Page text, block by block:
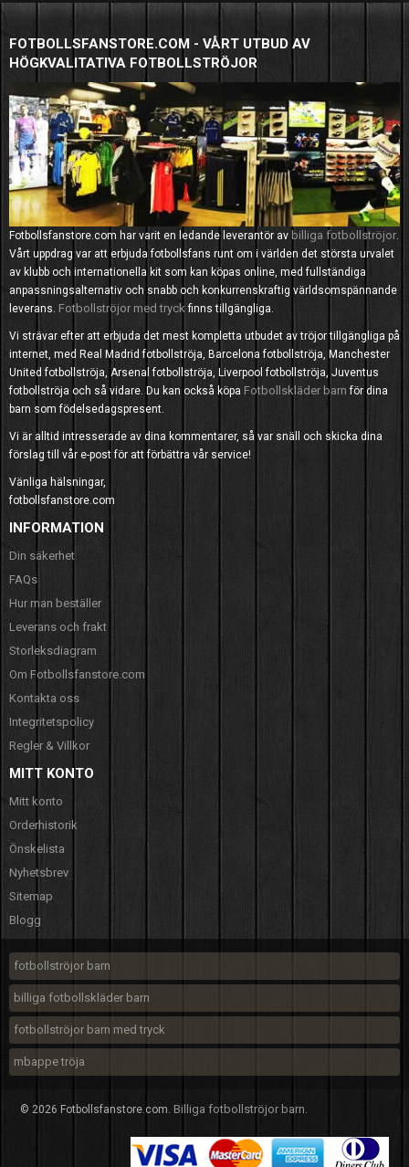
FOTBOLLSFANSTORE.COM - VÅRT UTBUD AV
HÖGKVALITATIVA FOTBOLLSTRÖJOR
Fotbollsfanstore.com har varit en ledande leverantör av billiga fotbollströjor.
Vårt uppdrag var att erbjuda fotbollsfans runt om i världen det största urvalet
av klubb och internationella kit som kan köpas online, med fullständiga
anpassningsalternativ och snabb och konkurrenskraftig världsomspännande
leverans. Fotbollströjor med tryck finns tillgängliga.
Vi strävar efter att erbjuda det mest kompletta utbudet av tröjor tillgängliga på
internet, med Real Madrid fotbollströja, Barcelona fotbollströja, Manchester
United fotbollströja, Arsenal fotbollströja, Liverpool fotbollströja, Juventus
fotbollströja och så vidare. Du kan också köpa Fotbollskläder barn för dina
barn som födelsedagspresent.
Vi är alltid intresserade av dina kommentarer, så var snäll och skicka dina
förslag till vår e-post för att förbättra vår service!
Vänliga hälsningar,
fotbollsfanstore.com
INFORMATION
Din säkerhet
FAQs
Hur man beställer
Leverans och frakt
Storleksdiagram
Om Fotbollsfanstore.com
Kontakta oss
Integritetspolicy
Regler & Villkor
MITT KONTO
Mitt konto
Orderhistorik
Önskelista
Nyhetsbrev
Sitemap
Blogg
fotbollströjor barn
billiga fotbollskläder barn
fotbollströjor barn med tryck
mbappe tröja
© 2026 Fotbollsfanstore.com. Billiga fotbollströjor barn.